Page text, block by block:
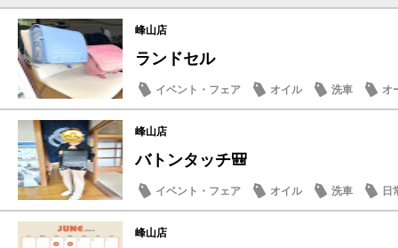
峰山店
ランドセル
イベント・フェア オイル 洗車 オ
峰山店
バトンタッチ🎒
イベント・フェア オイル 洗車 日
峰山店